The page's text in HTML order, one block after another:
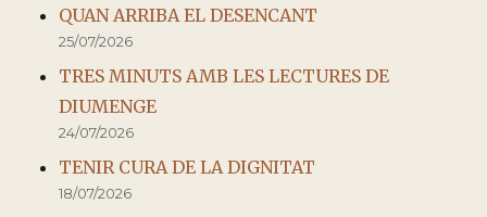
QUAN ARRIBA EL DESENCANT
25/07/2026
TRES MINUTS AMB LES LECTURES DE
DIUMENGE
24/07/2026
TENIR CURA DE LA DIGNITAT
18/07/2026